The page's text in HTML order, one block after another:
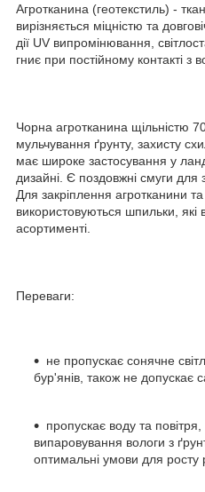
Агротканина (геотекстиль) -
вирізняється міцністю та
дії UV випромінювання,
гниє при постійному контакті з
Чорна агротканина щільністю
мульчування ґрунту, захисту
має широке застосування у
дизайні. Є поздовжні смуги для
Для закріплення агротканини
використовуються шпильки,
асортименті.
Переваги:
не пропускає сонячне
бур'янів, також не допускає
пропускає воду та
випаровування вологи з
оптимальні умови для росту